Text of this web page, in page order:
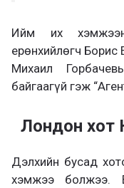
Ийм их
ерөнхийлөгч Борис
Михаил
байгаагүй гэж
Лондон хот
Дэлхийн бусад
хэмжээ болжээ.